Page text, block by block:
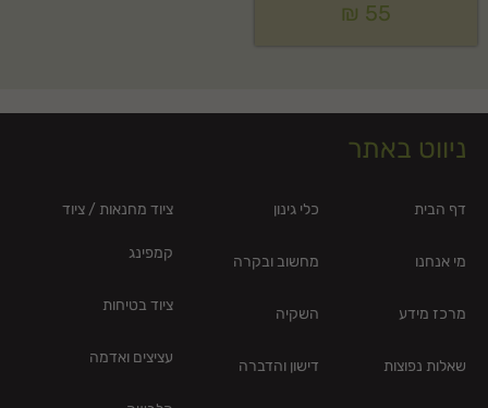
₪ 55
ניווט באתר
דף הבית
מי אנחנו
מרכז מידע
שאלות נפוצות
כלי גינון
מחשוב ובקרה
השקיה
דישון והדברה
ציוד מחנאות / ציוד
קמפינג
ציוד בטיחות
עציצים ואדמה